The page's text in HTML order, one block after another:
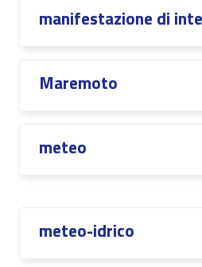
manifestazione di
Maremoto
meteo
meteo-idrico